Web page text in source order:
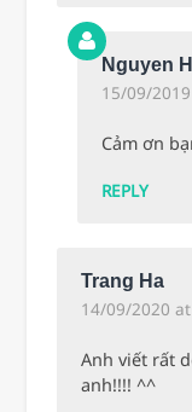
Nguyen
15/09/
Cảm ơn
REPLY
Trang Ha
14/09/2020
Anh viết rất
anh!!!! ^^